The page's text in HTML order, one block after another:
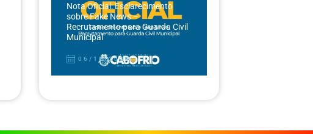
Nota Oficial: Esclarecimento
sobre Fake News –
Recrutamento para Guarda Civil
Municipal
06/12/2024